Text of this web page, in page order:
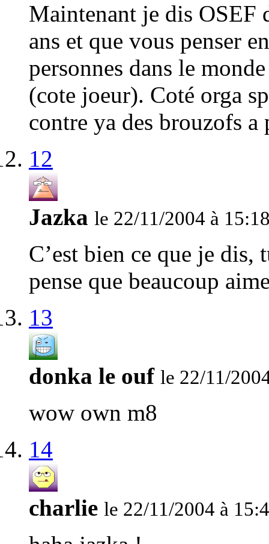
Maintenant je dis OSEF
ans et que vous penser
personnes dans le
(cote joeur). Coté orga
contre ya des brouzofs a
12
Jazka le 22/11/2004 à
C’est bien ce que je dis,
pense que beaucoup
13
donka le ouf le 22/11/
wow own m8
14
charlie le 22/11/2004 à